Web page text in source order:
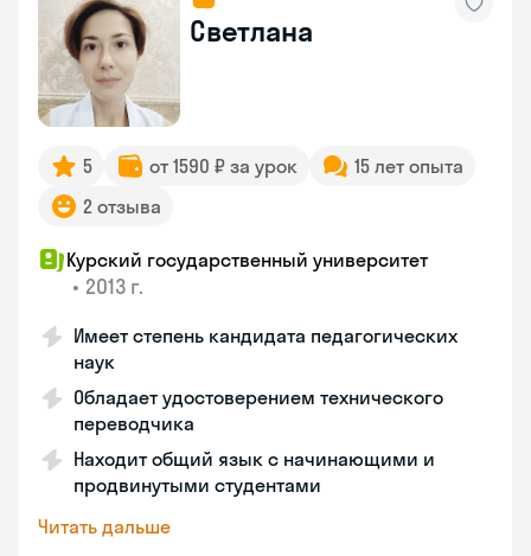
Светлана
5 от 1590 ₽ за урок
15 лет опыта
2 отзыва
Курский государственный университет
• 2013 г.
Имеет степень кандидата педагогических
наук
Обладает удостоверением технического
переводчика
Находит общий язык с начинающими и
продвинутыми студентами
Читать дальше